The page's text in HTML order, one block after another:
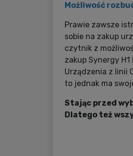
Możliwość
Prawie zawsze
sobie na zakup
czytnik z
zakup Synergy
Urządzenia z linii
to jednak ma
Stając przed
Dlatego też